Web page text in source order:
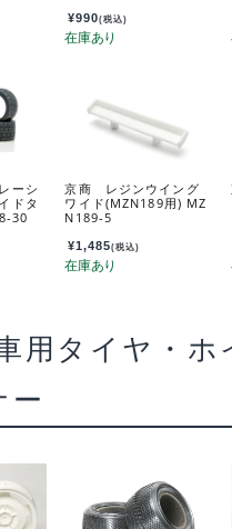
¥990(税込)
ーシ
ドタ
30
京商 レジンウイング
ワイド(MZN189用) MZ
N189-5
¥1,485(税込)
用タイヤ・ホ
ー